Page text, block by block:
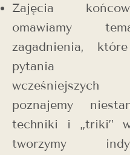
Zajęcia
omawiamy
zagadnienia,
pytania
poznajemy
techniki i „triki”
tworzymy